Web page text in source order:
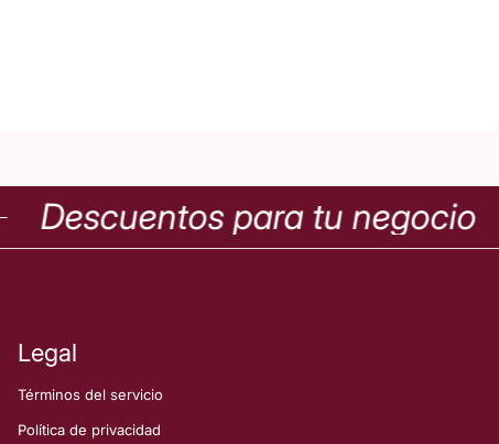
Descuentos para tu negocio
Legal
Términos del servicio
Política de privacidad